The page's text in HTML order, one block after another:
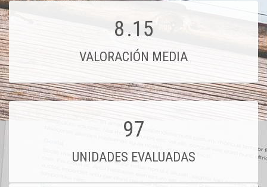
8.15
VALORACIÓN MEDIA
97
UNIDADES EVALUADAS